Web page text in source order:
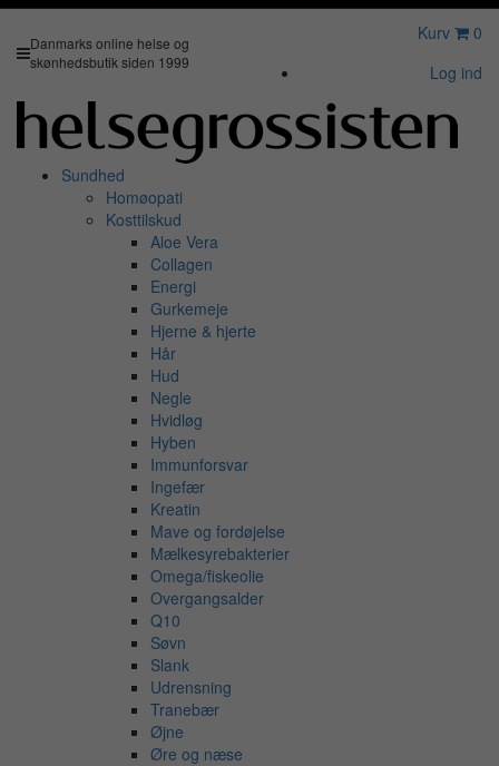
Danmarks online helse og
skønhedsbutik siden 1999
Kurv
0
Log ind
Sundhed
Homøopati
Kosttilskud
Aloe Vera
Collagen
Energi
Gurkemeje
Hjerne & hjerte
Hår
Hud
Negle
Hvidløg
Hyben
Immunforsvar
Ingefær
Kreatin
Mave og fordøjelse
Mælkesyrebakterier
Omega/fiskeolie
Overgangsalder
Q10
Søvn
Slank
Udrensning
Tranebær
Øjne
Øre og næse